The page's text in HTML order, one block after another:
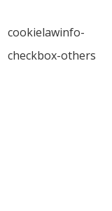
cookielawinfo-
checkbox-others